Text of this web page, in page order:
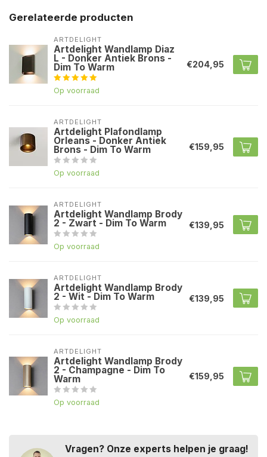
Gerelateerde producten
ARTDELIGHT
Artdelight Wandlamp Diaz
L - Donker Antiek Brons -
Dim To Warm
Op voorraad
€204,95
ARTDELIGHT
Artdelight Plafondlamp
Orleans - Donker Antiek
Brons - Dim To Warm
Op voorraad
€159,95
ARTDELIGHT
Artdelight Wandlamp Brody
2 - Zwart - Dim To Warm
Op voorraad
€139,95
ARTDELIGHT
Artdelight Wandlamp Brody
2 - Wit - Dim To Warm
Op voorraad
€139,95
ARTDELIGHT
Artdelight Wandlamp Brody
2 - Champagne - Dim To
Warm
Op voorraad
€159,95
Vragen? Onze experts helpen je graag!